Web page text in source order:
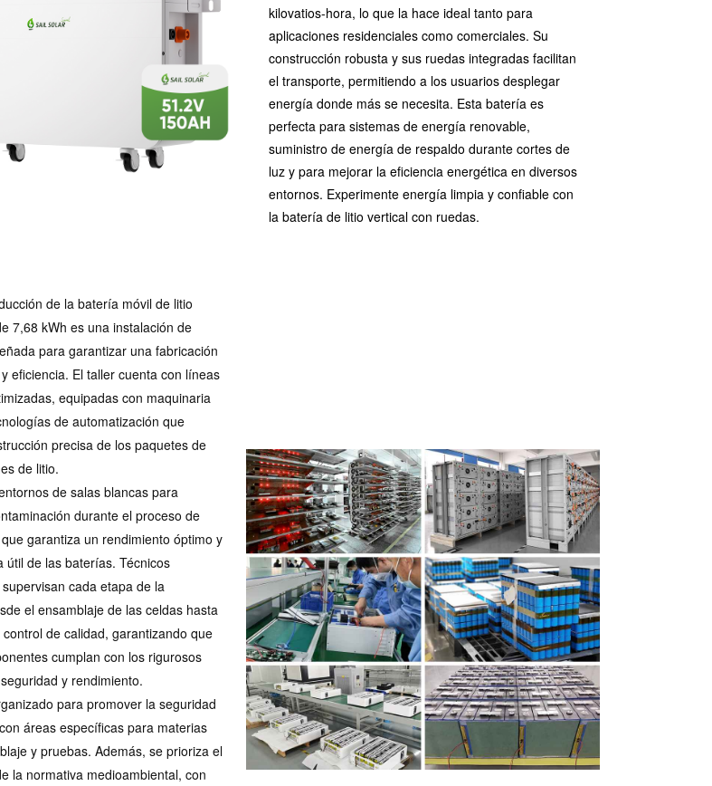
kilovatios-hora, lo que la hace ideal tanto para
aplicaciones residenciales como comerciales. Su
construcción robusta y sus ruedas integradas facilitan
el transporte, permitiendo a los usuarios desplegar
energía donde más se necesita. Esta batería es
perfecta para sistemas de energía renovable,
suministro de energía de respaldo durante cortes de
luz y para mejorar la eficiencia energética en diversos
entornos. Experimente energía limpia y confiable con
la batería de litio vertical con ruedas.
de la batería móvil de litio
7,68 kWh es una instalación de
para garantizar una fabricación
eficiencia. El taller cuenta con líneas
equipadas con maquinaria
de automatización que
precisa de los paquetes de
de litio.
de salas blancas para
durante el proceso de
garantiza un rendimiento óptimo y
útil de las baterías. Técnicos
cada etapa de la
el ensamblaje de las celdas hasta
de calidad, garantizando que
cumplan con los rigurosos
y rendimiento.
para promover la seguridad
áreas específicas para materias
y pruebas. Además, se prioriza el
la normativa medioambiental, con